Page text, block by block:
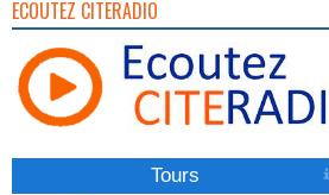
ECOUTEZ CITERADIO
Tours